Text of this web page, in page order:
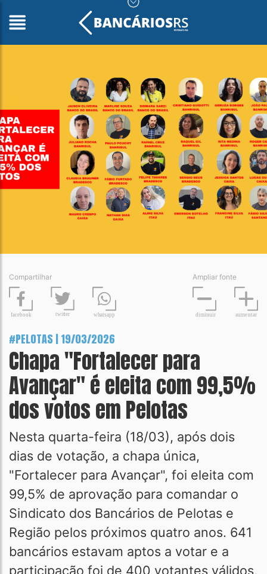
Compartilhar
facebook twitter whatsapp
Ampliar fonte
diminuir aumentar
#PELOTAS | 19/03/2026
Chapa "Fortalecer para
Avançar" é eleita com 99,5%
dos votos em Pelotas
Nesta quarta-feira (18/03), após dois
dias de votação, a chapa única,
"Fortalecer para Avançar", foi eleita com
99,5% de aprovação para comandar o
Sindicato dos Bancários de Pelotas e
Região pelos próximos quatro anos. 641
bancários estavam aptos a votar e a
participação foi de 400 votantes válidos,